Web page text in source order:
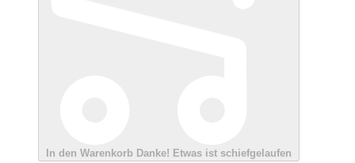
In den Warenkorb Danke! Etwas ist schiefgelaufen